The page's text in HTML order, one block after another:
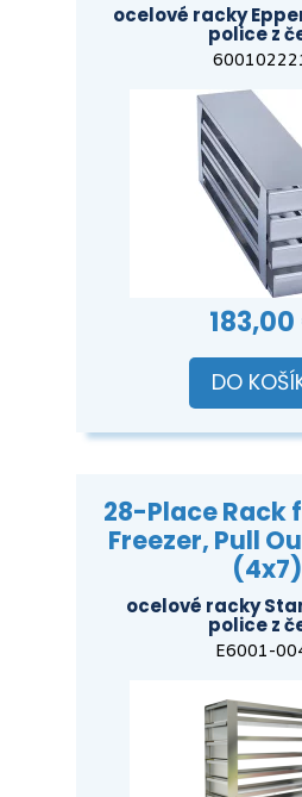
ocelové racky
police z
DO
28-Place Rack
Freezer, Pull
(4x7)
ocelové racky
police z
E6001-